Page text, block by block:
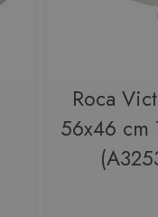
Roca
56x46 cm